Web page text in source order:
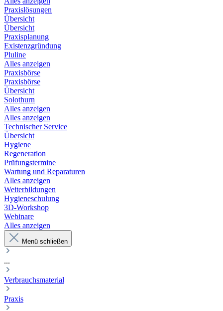
Praxislösungen
Übersicht
Übersicht
Praxisplanung
Existenzgründung
Pluline
Alles anzeigen
Praxisbörse
Praxisbörse
Übersicht
Solothurn
Alles anzeigen
Alles anzeigen
Technischer Service
Übersicht
Hygiene
Regeneration
Prüfungstermine
Wartung und Reparaturen
Alles anzeigen
Weiterbildungen
Hygieneschulung
3D-Workshop
Webinare
Alles anzeigen
Menü schließen
...
Verbrauchsmaterial
Praxis